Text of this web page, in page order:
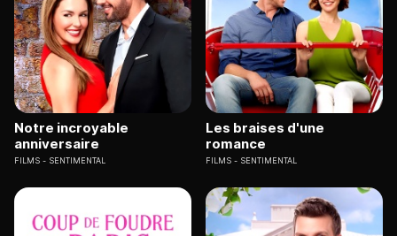
Notre incroyable
anniversaire
FILMS SENTIMENTAL
Les braises d'une
romance
FILMS SENTIMENTAL